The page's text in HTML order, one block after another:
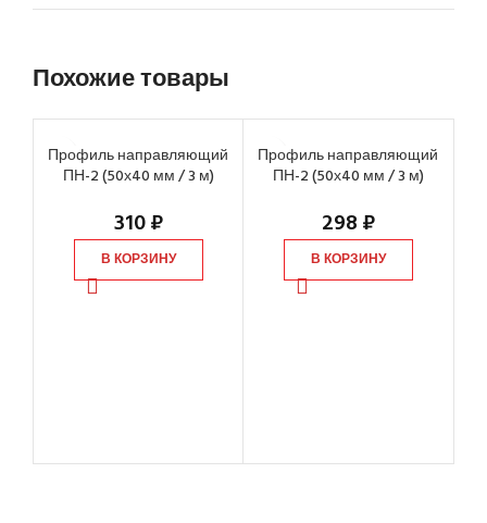
Похожие товары
Профиль направляющий
ПН-2 (50х40 мм / 3 м)
310₽
В КОРЗИНУ
Профиль направляющий
ПН-2 (50х40 мм / 3 м)
298₽
В КОРЗИНУ